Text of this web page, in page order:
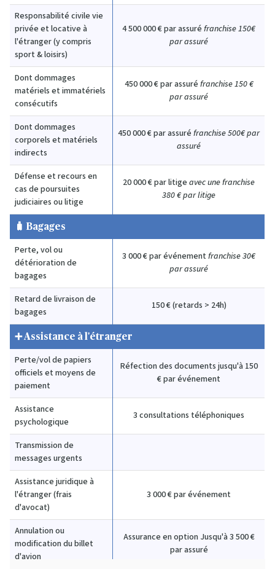
Responsabilité civile vie
privée et locative à
l'étranger (y compris
sport & loisirs)
4 500 000 € par assuré franchise 150€
par assuré
Dont dommages
matériels et immatériels
consécutifs
450 000 € par assuré franchise 150 €
parassuré
Dont dommages
corporels et matériels
indirects
450 000 € par assuré franchise 500€par
assuré
Défense et recours en
cas de poursuites
judiciaires ou litige
20 000 € par litige avec une franchise
380 € par litige
🧳 Bagages
Perte, vol ou
détérioration de
bagages
3 000 € par événement franchise 30€
par assuré
Retard de livraison de
bagages
150 € (retards > 24h)
➕ Assistance à l'étranger
Perte/vol de papiers
officiels et moyens de
paiement
Réfection des documents jusqu'à 150
€ par événement
Assistance
psychologique
3 consultations téléphoniques
Transmission de
messages urgents
Assistance juridique à
l'étranger (frais
d'avocat)
3 000 € par événement
Annulation ou
modification du billet
d'avion
Assurance en option Jusqu'à 3 500 €
par assuré